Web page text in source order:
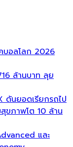
บอลโลก 2026
ล้านบาท ลุย
ดันยอดเรียกรถไป
ขภาพโต 10 ล้าน
และ